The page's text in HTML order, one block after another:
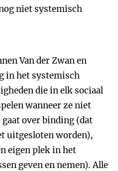
niet systemisch
Van der Zwan en
in het systemisch
die in elk sociaal
wanneer ze niet
over binding (dat
uitgesloten worden),
eigen plek in het
geven en nemen). Alle